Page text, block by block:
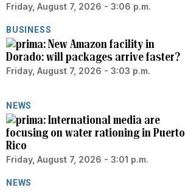
Friday, August 7, 2026 - 3:06 p.m.
BUSINESS
New Amazon facility in
Dorado: will packages arrive faster?
Friday, August 7, 2026 - 3:03 p.m.
NEWS
International media are
focusing on water rationing in Puerto
Rico
Friday, August 7, 2026 - 3:01 p.m.
NEWS